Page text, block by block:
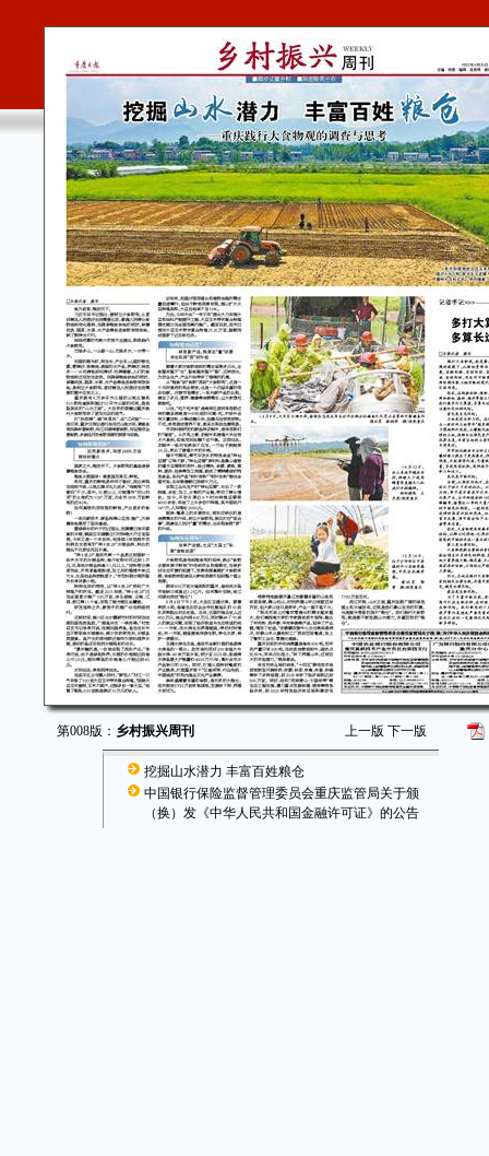
第008版： 乡村振兴周刊 上一版 下一版
挖掘山水潜力 丰富百姓粮仓
中国银行保险监督管理委员会重庆监管局关于颁
（换）发《中华人民共和国金融许可证》的公告